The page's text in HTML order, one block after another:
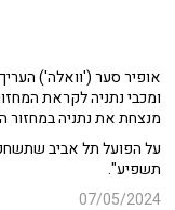
אופיר סער ('וואלה')
ומכבי נתניה לקראת
מנצחת את נתניה במחזור
על הפועל תל אביב
תשפיע".
07/05/2024